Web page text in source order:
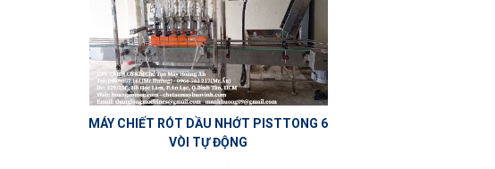
MÁY CHIẾT RÓT DẦU NHỚT PISTTONG 6
VÒI TỰ ĐỘNG